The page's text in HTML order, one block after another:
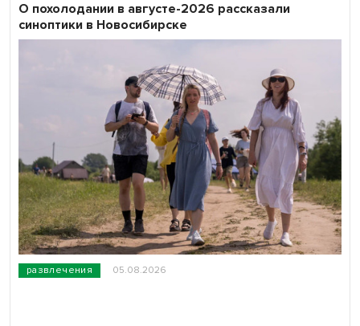
развлечения 05.08.2026
О похолодании в августе-2026 рассказали
синоптики в Новосибирске